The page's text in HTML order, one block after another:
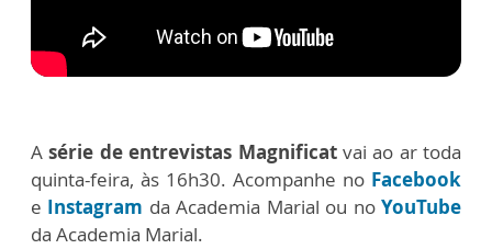
Asérie de entrevistas Magnificatvai ao ar toda
quinta-feira, às 16h30. Acompanhe no Facebook
e Instagram da Academia Marial ou noYouTube
da Academia Marial.